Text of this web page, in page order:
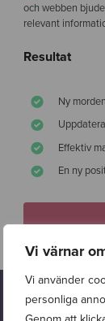
Vi värnar
Vi använder
personliga
och webben
relevant
Resultat
Ny
Effektiv
En ny